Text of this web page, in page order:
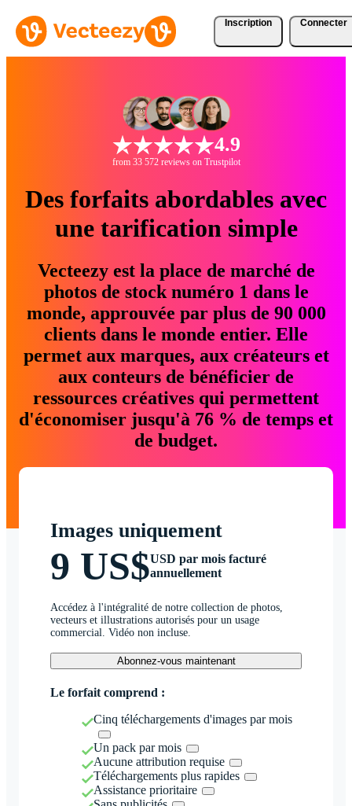
Inscription Connecter
4.9
from 33 572 reviews on Trustpilot
Des forfaits abordables avec
une tarification simple
Vecteezy est la place de marché de
photos de stock numéro 1 dans le
monde, approuvée par plus de 90 000
clients dans le monde entier. Elle
permet aux marques, aux créateurs et
aux conteurs de bénéficier de
ressources créatives qui permettent
d'économiser jusqu'à 76 % de temps et
de budget.
Images uniquement
9 US$USD par mois facturé
annuellement
Accédez à l'intégralité de notre collection de photos,
vecteurs et illustrations autorisés pour un usage
commercial. Vidéo non incluse.
Abonnez-vous maintenant
Le forfait comprend :
Cinq téléchargements d'images par mois
Un pack par mois
Aucune attribution requise
Téléchargements plus rapides
Assistance prioritaire